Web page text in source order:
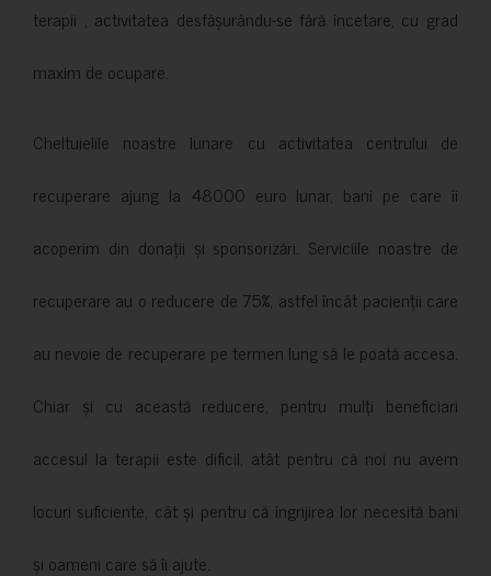
terapii , activitatea desfășurându-se fără încetare, cu grad
maxim de ocupare.
Cheltuielile noastre lunare cu activitatea centrului de
recuperare ajung la 48000 euro lunar, bani pe care îi
acoperim din donații și sponsorizări. Serviciile noastre de
recuperare au o reducere de 75%, astfel încât pacienții care
au nevoie de recuperare pe termen lung să le poată accesa.
Chiar și cu această reducere, pentru mulți beneficiari
accesul la terapii este dificil, atât pentru că noi nu avem
locuri suficiente, cât și pentru că îngrijirea lor necesită bani
și oameni care să îi ajute.